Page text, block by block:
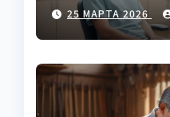
25 МАРТА 2026